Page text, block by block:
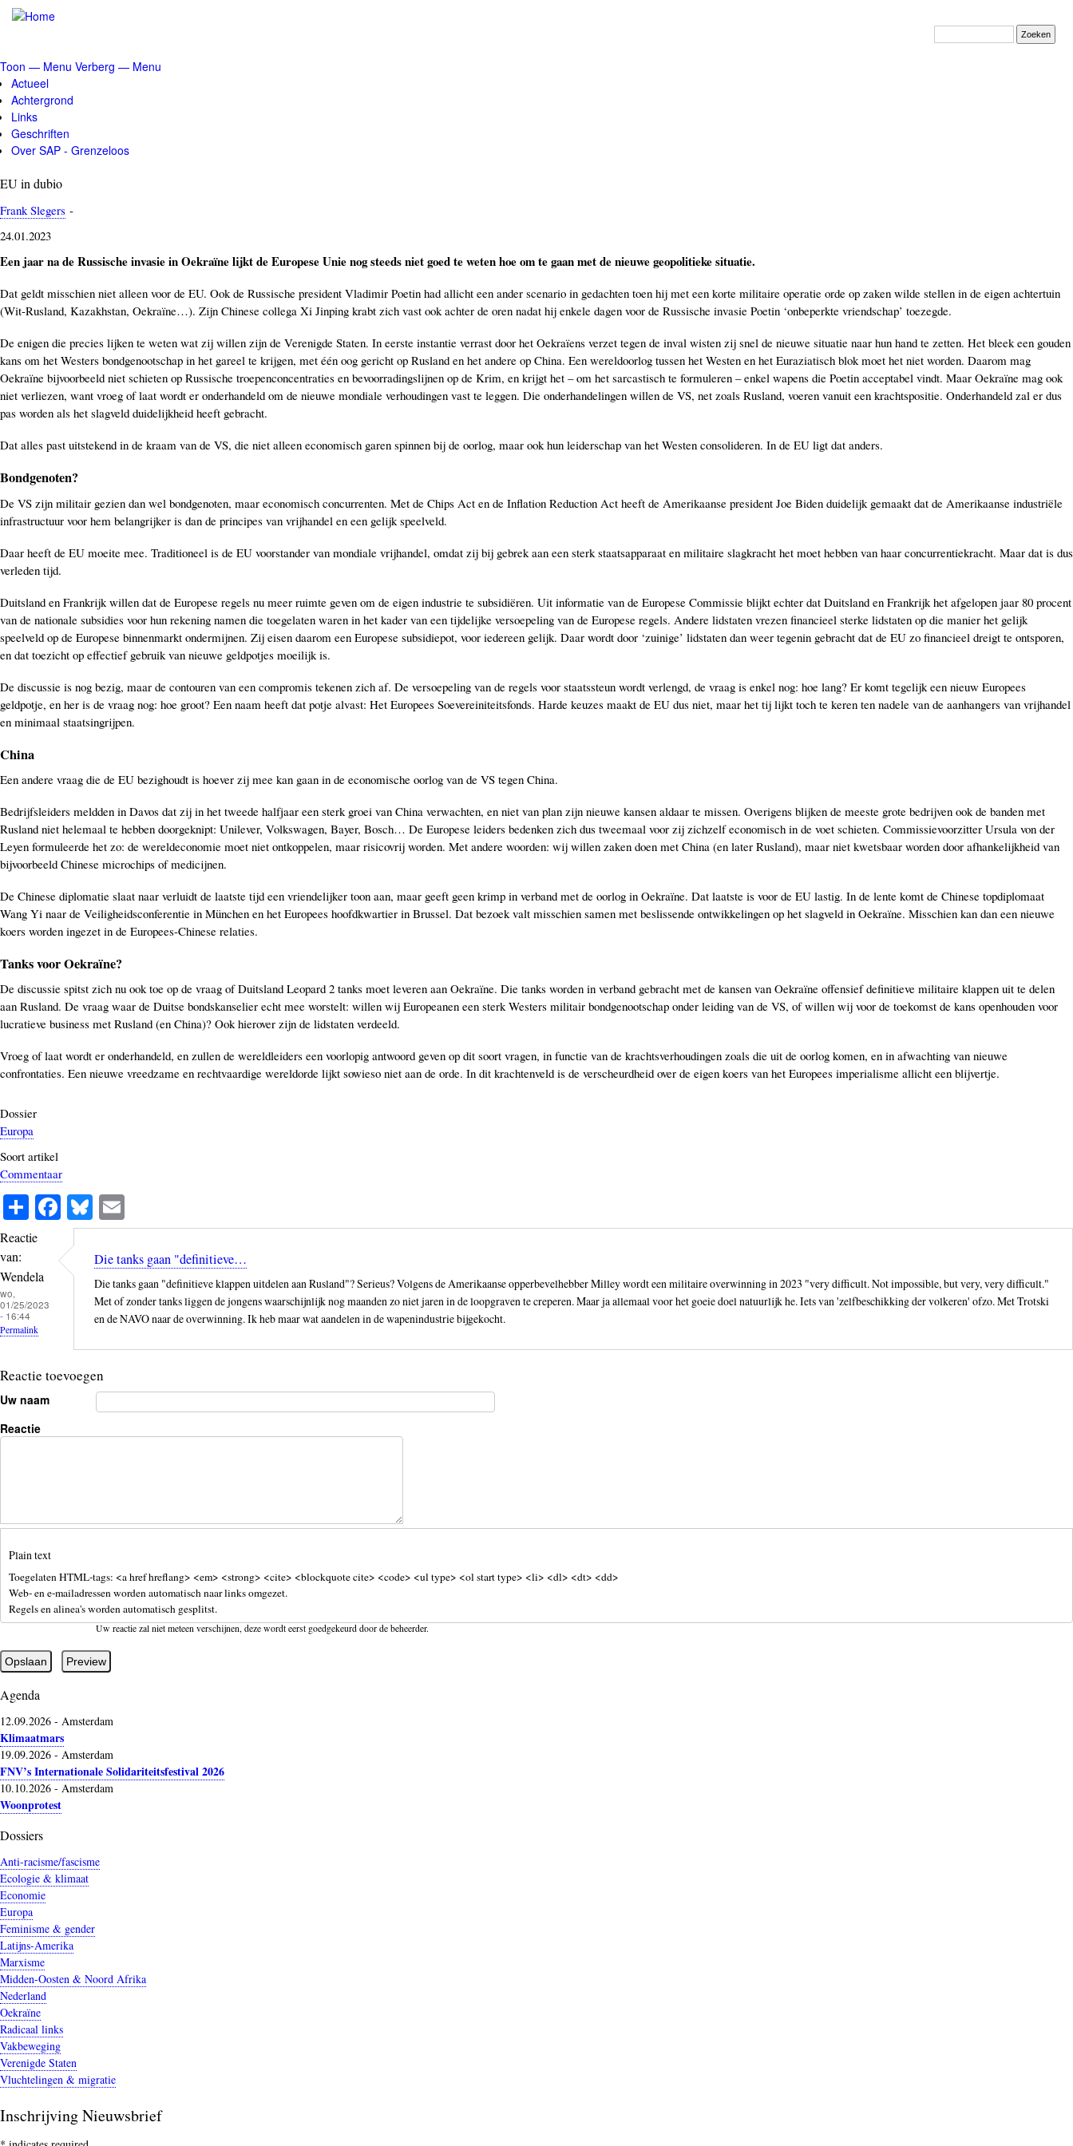
Overslaan
de
inhoud
gaan
Zoeken
Menu
Toon — Menu Verberg — Menu
Actueel
Achtergrond
Links
Geschriften
Over SAP - Grenzeloos
EU in dubio
Frank Slegers -
24.01.2023
Een jaar na de Russische invasie in Oekraïne lijkt de Europese Unie nog steeds niet goed te weten hoe om te gaan met de nieuwe geopolitieke situatie.
Dat geldt misschien niet alleen voor de EU. Ook de Russische president Vladimir Poetin had allicht een ander scenario in gedachten toen hij met een korte militaire operatie orde op zaken wilde stellen in de eigen achtertuin
(Wit-Rusland, Kazakhstan, Oekraïne…). Zijn Chinese collega Xi Jinping krabt zich vast ook achter de oren nadat hij enkele dagen voor de Russische invasie Poetin ‘onbeperkte vriendschap’ toezegde.
De enigen die precies lijken te weten wat zij willen zijn de Verenigde Staten. In eerste instantie verrast door het Oekraïens verzet tegen de inval wisten zij snel de nieuwe situatie naar hun hand te zetten. Het bleek een gouden
kans om het Westers bondgenootschap in het gareel te krijgen, met één oog gericht op Rusland en het andere op China. Een wereldoorlog tussen het Westen en het Euraziatisch blok moet het niet worden. Daarom mag
Oekraïne bijvoorbeeld niet schieten op Russische troepenconcentraties en bevoorradingslijnen op de Krim, en krijgt het – om het sarcastisch te formuleren – enkel wapens die Poetin acceptabel vindt. Maar Oekraïne mag ook
niet verliezen, want vroeg of laat wordt er onderhandeld om de nieuwe mondiale verhoudingen vast te leggen. Die onderhandelingen willen de VS, net zoals Rusland, voeren vanuit een krachtspositie. Onderhandeld zal er dus
pas worden als het slagveld duidelijkheid heeft gebracht.
Dat alles past uitstekend in de kraam van de VS, die niet alleen economisch garen spinnen bij de oorlog, maar ook hun leiderschap van het Westen consolideren. In de EU ligt dat anders.
Bondgenoten?
De VS zijn militair gezien dan wel bondgenoten, maar economisch concurrenten. Met de Chips Act en de Inflation Reduction Act heeft de Amerikaanse president Joe Biden duidelijk gemaakt dat de Amerikaanse industriële
infrastructuur voor hem belangrijker is dan de principes van vrijhandel en een gelijk speelveld.
Daar heeft de EU moeite mee. Traditioneel is de EU voorstander van mondiale vrijhandel, omdat zij bij gebrek aan een sterk staatsapparaat en militaire slagkracht het moet hebben van haar concurrentiekracht. Maar dat is dus
verleden tijd.
Duitsland en Frankrijk willen dat de Europese regels nu meer ruimte geven om de eigen industrie te subsidiëren. Uit informatie van de Europese Commissie blijkt echter dat Duitsland en Frankrijk het afgelopen jaar 80 procent
van de nationale subsidies voor hun rekening namen die toegelaten waren in het kader van een tijdelijke versoepeling van de Europese regels. Andere lidstaten vrezen financieel sterke lidstaten op die manier het gelijk
speelveld op de Europese binnenmarkt ondermijnen. Zij eisen daarom een Europese subsidiepot, voor iedereen gelijk. Daar wordt door ‘zuinige’ lidstaten dan weer tegenin gebracht dat de EU zo financieel dreigt te ontsporen,
en dat toezicht op effectief gebruik van nieuwe geldpotjes moeilijk is.
De discussie is nog bezig, maar de contouren van een compromis tekenen zich af. De versoepeling van de regels voor staatssteun wordt verlengd, de vraag is enkel nog: hoe lang? Er komt tegelijk een nieuw Europees
geldpotje, en her is de vraag nog: hoe groot? Een naam heeft dat potje alvast: Het Europees Soevereiniteitsfonds. Harde keuzes maakt de EU dus niet, maar het tij lijkt toch te keren ten nadele van de aanhangers van vrijhandel
en minimaal staatsingrijpen.
China
Een andere vraag die de EU bezighoudt is hoever zij mee kan gaan in de economische oorlog van de VS tegen China.
Bedrijfsleiders meldden in Davos dat zij in het tweede halfjaar een sterk groei van China verwachten, en niet van plan zijn nieuwe kansen aldaar te missen. Overigens blijken de meeste grote bedrijven ook de banden met
Rusland niet helemaal te hebben doorgeknipt: Unilever, Volkswagen, Bayer, Bosch… De Europese leiders bedenken zich dus tweemaal voor zij zichzelf economisch in de voet schieten. Commissievoorzitter Ursula von der
Leyen formuleerde het zo: de wereldeconomie moet niet ontkoppelen, maar risicovrij worden. Met andere woorden: wij willen zaken doen met China (en later Rusland), maar niet kwetsbaar worden door afhankelijkheid van
bijvoorbeeld Chinese microchips of medicijnen.
De Chinese diplomatie slaat naar verluidt de laatste tijd een vriendelijker toon aan, maar geeft geen krimp in verband met de oorlog in Oekraïne. Dat laatste is voor de EU lastig. In de lente komt de Chinese topdiplomaat
Wang Yi naar de Veiligheidsconferentie in München en het Europees hoofdkwartier in Brussel. Dat bezoek valt misschien samen met beslissende ontwikkelingen op het slagveld in Oekraïne. Misschien kan dan een nieuwe
koers worden ingezet in de Europees-Chinese relaties.
Tanks voor Oekraïne?
De discussie spitst zich nu ook toe op de vraag of Duitsland Leopard 2 tanks moet leveren aan Oekraïne. Die tanks worden in verband gebracht met de kansen van Oekraïne offensief definitieve militaire klappen uit te delen
aan Rusland. De vraag waar de Duitse bondskanselier echt mee worstelt: willen wij Europeanen een sterk Westers militair bondgenootschap onder leiding van de VS, of willen wij voor de toekomst de kans openhouden voor
lucratieve business met Rusland (en China)? Ook hierover zijn de lidstaten verdeeld.
Vroeg of laat wordt er onderhandeld, en zullen de wereldleiders een voorlopig antwoord geven op dit soort vragen, in functie van de krachtsverhoudingen zoals die uit de oorlog komen, en in afwachting van nieuwe
confrontaties. Een nieuwe vreedzame en rechtvaardige wereldorde lijkt sowieso niet aan de orde. In dit krachtenveld is de verscheurdheid over de eigen koers van het Europees imperialisme allicht een blijvertje.
Dossier
Europa
Soort artikel
Commentaar
S
ha
re
Fa
ce
bo
ok
Bl
ue
sk
y
m
ail
Reactie
van:
Wendela
wo,
01/25/2023
- 16:44
Permalink
Die tanks gaan "definitieve…
Die tanks gaan "definitieve klappen uitdelen aan Rusland"? Serieus? Volgens de Amerikaanse opperbevelhebber Milley wordt een militaire overwinning in 2023 "very difficult. Not impossible, but very, very difficult."
Met of zonder tanks liggen de jongens waarschijnlijk nog maanden zo niet jaren in de loopgraven te creperen. Maar ja allemaal voor het goeie doel natuurlijk he. Iets van 'zelfbeschikking der volkeren' ofzo. Met Trotski
en de NAVO naar de overwinning. Ik heb maar wat aandelen in de wapenindustrie bijgekocht.
Reactie toevoegen
Uw naam
Reactie
Plain text
Toegelaten HTML-tags: <a href hreflang> <em> <strong> <cite> <blockquote cite> <code> <ul type> <ol start type> <li> <dl> <dt> <dd>
Web- en e-mailadressen worden automatisch naar links omgezet.
Regels en alinea's worden automatisch gesplitst.
Uw reactie zal niet meteen verschijnen, deze wordt eerst goedgekeurd door de beheerder.
Agenda
12.09.2026 - Amsterdam
Klimaatmars
19.09.2026 - Amsterdam
FNV’s Internationale Solidariteitsfestival 2026
10.10.2026 - Amsterdam
Woonprotest
Dossiers
Anti-racisme/fascisme
Ecologie & klimaat
Economie
Europa
Feminisme & gender
Latijns-Amerika
Marxisme
Midden-Oosten & Noord Afrika
Nederland
Oekraïne
Radicaal links
Vakbeweging
Verenigde Staten
Vluchtelingen & migratie
Inschrijving Nieuwsbrief